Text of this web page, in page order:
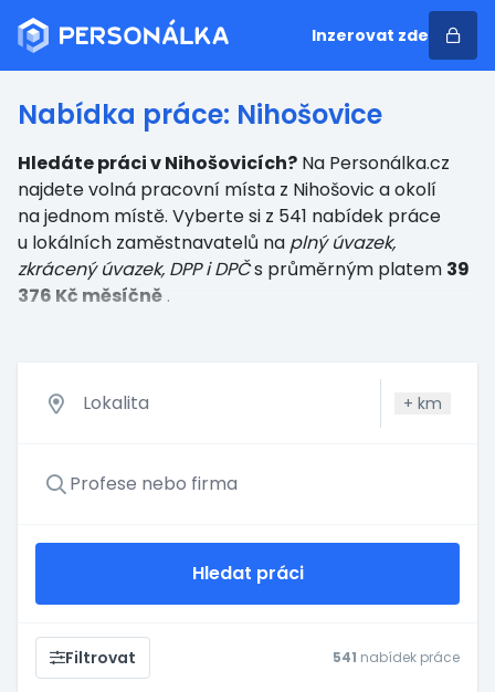
Inzerovat zde
Nabídka práce: Nihošovice
Hledáte práci v Nihošovicích? Na Personálka.cz
najdete volná pracovní místa z Nihošovic a okolí
na jednom místě. Vyberte si z 541 nabídek práce
u lokálních zaměstnavatelů na plný úvazek,
zkrácený úvazek, DPP i DPČs průměrným platem 39
376 Kč měsíčně .
+ km
Hledat práci
Filtrovat 541 nabídek práce